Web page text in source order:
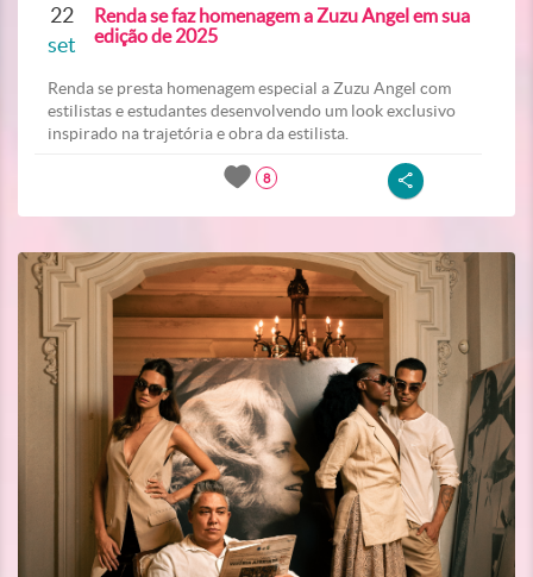
22
set
Renda se faz homenagem a Zuzu Angel em sua
edição de 2025
Renda se presta homenagem especial a Zuzu Angel com
estilistas e estudantes desenvolvendo um look exclusivo
inspirado na trajetória e obra da estilista.
8